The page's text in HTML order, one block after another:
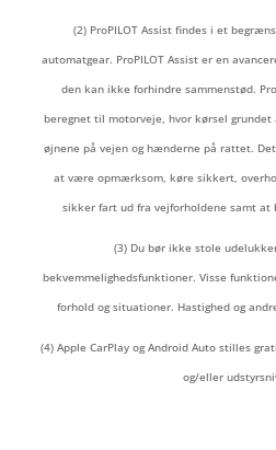
(2) ProPILOT Assist findes i et
automatgear. ProPILOT Assist er en
den kan ikke forhindre sammenstød.
beregnet til motorveje, hvor kørsel
øjnene på vejen og hænderne på rattet.
at være opmærksom, køre sikkert,
sikker fart ud fra vejforholdene samt at
(3) Du bør ikke stole
bekvemmelighedsfunktioner. Visse
forhold og situationer. Hastighed og
(4) Apple CarPlay og Android Auto stilles
og/eller